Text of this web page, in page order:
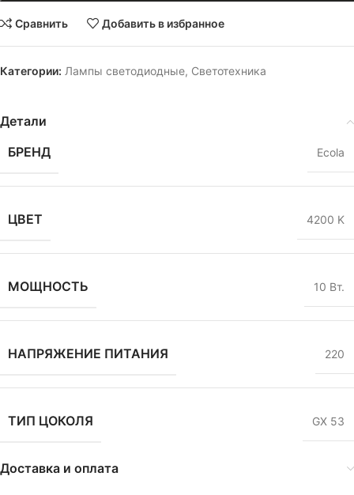
Сравнить Добавить в избранное
Категории: Лампы светодиодные, Светотехника
Детали
БРЕНД
Ecola
ЦВЕТ 4200 K
МОЩНОСТЬ 10 Вт.
НАПРЯЖЕНИЕ ПИТАНИЯ 220
ТИП ЦОКОЛЯ GX 53
Доставка и оплата